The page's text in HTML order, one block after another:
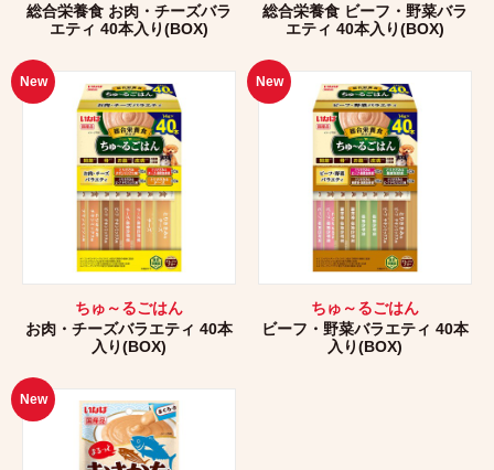
総合栄養食 お肉・チーズバラ
エティ 40本入り(BOX)
総合栄養食 ビーフ・野菜バラ
エティ 40本入り(BOX)
New
ちゅ～るごはん
お肉・チーズバラエティ 40本
入り(BOX)
New
ちゅ～るごはん
ビーフ・野菜バラエティ 40本
入り(BOX)
New